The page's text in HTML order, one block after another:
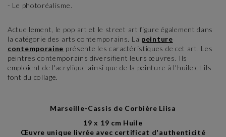
- Le photoréalisme.
Actuellement, le pop art et le street art figure également dans
la catégorie des arts contemporains. La peinture
contemporaine présente les caractéristiques de cet art. Les
peintres contemporains diversifient leurs œuvres. Ils
emploient de l'acrylique ainsi que de la peinture à l'huile et ils
font du collage.
Marseille-Cassis de Corbière Liisa
19 x 19 cm Huile
Œuvre unique livrée avec certificat d'authenticité